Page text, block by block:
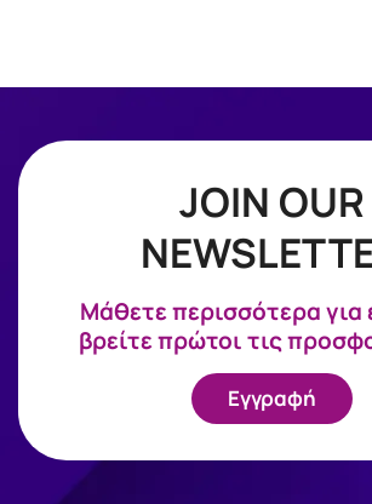
JOIN OUR
Mάθετε περισσότερα για
βρείτε πρώτοι τις
Εγγραφή